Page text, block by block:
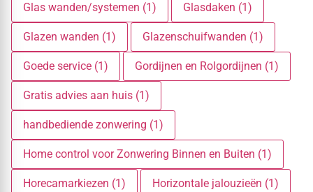
Glas wanden/systemen (1) Glasdaken (1)
Glazen wanden (1) Glazenschuifwanden (1)
Goede service (1) Gordijnen en Rolgordijnen (1)
Gratis advies aan huis (1)
handbediende zonwering (1)
Home control voor Zonwering Binnen en Buiten (1)
Horecamarkiezen (1) Horizontale jalouzieën (1)